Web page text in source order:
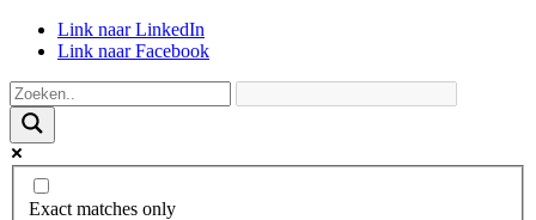
Link naar LinkedIn
Link naar Facebook
Exact matches only